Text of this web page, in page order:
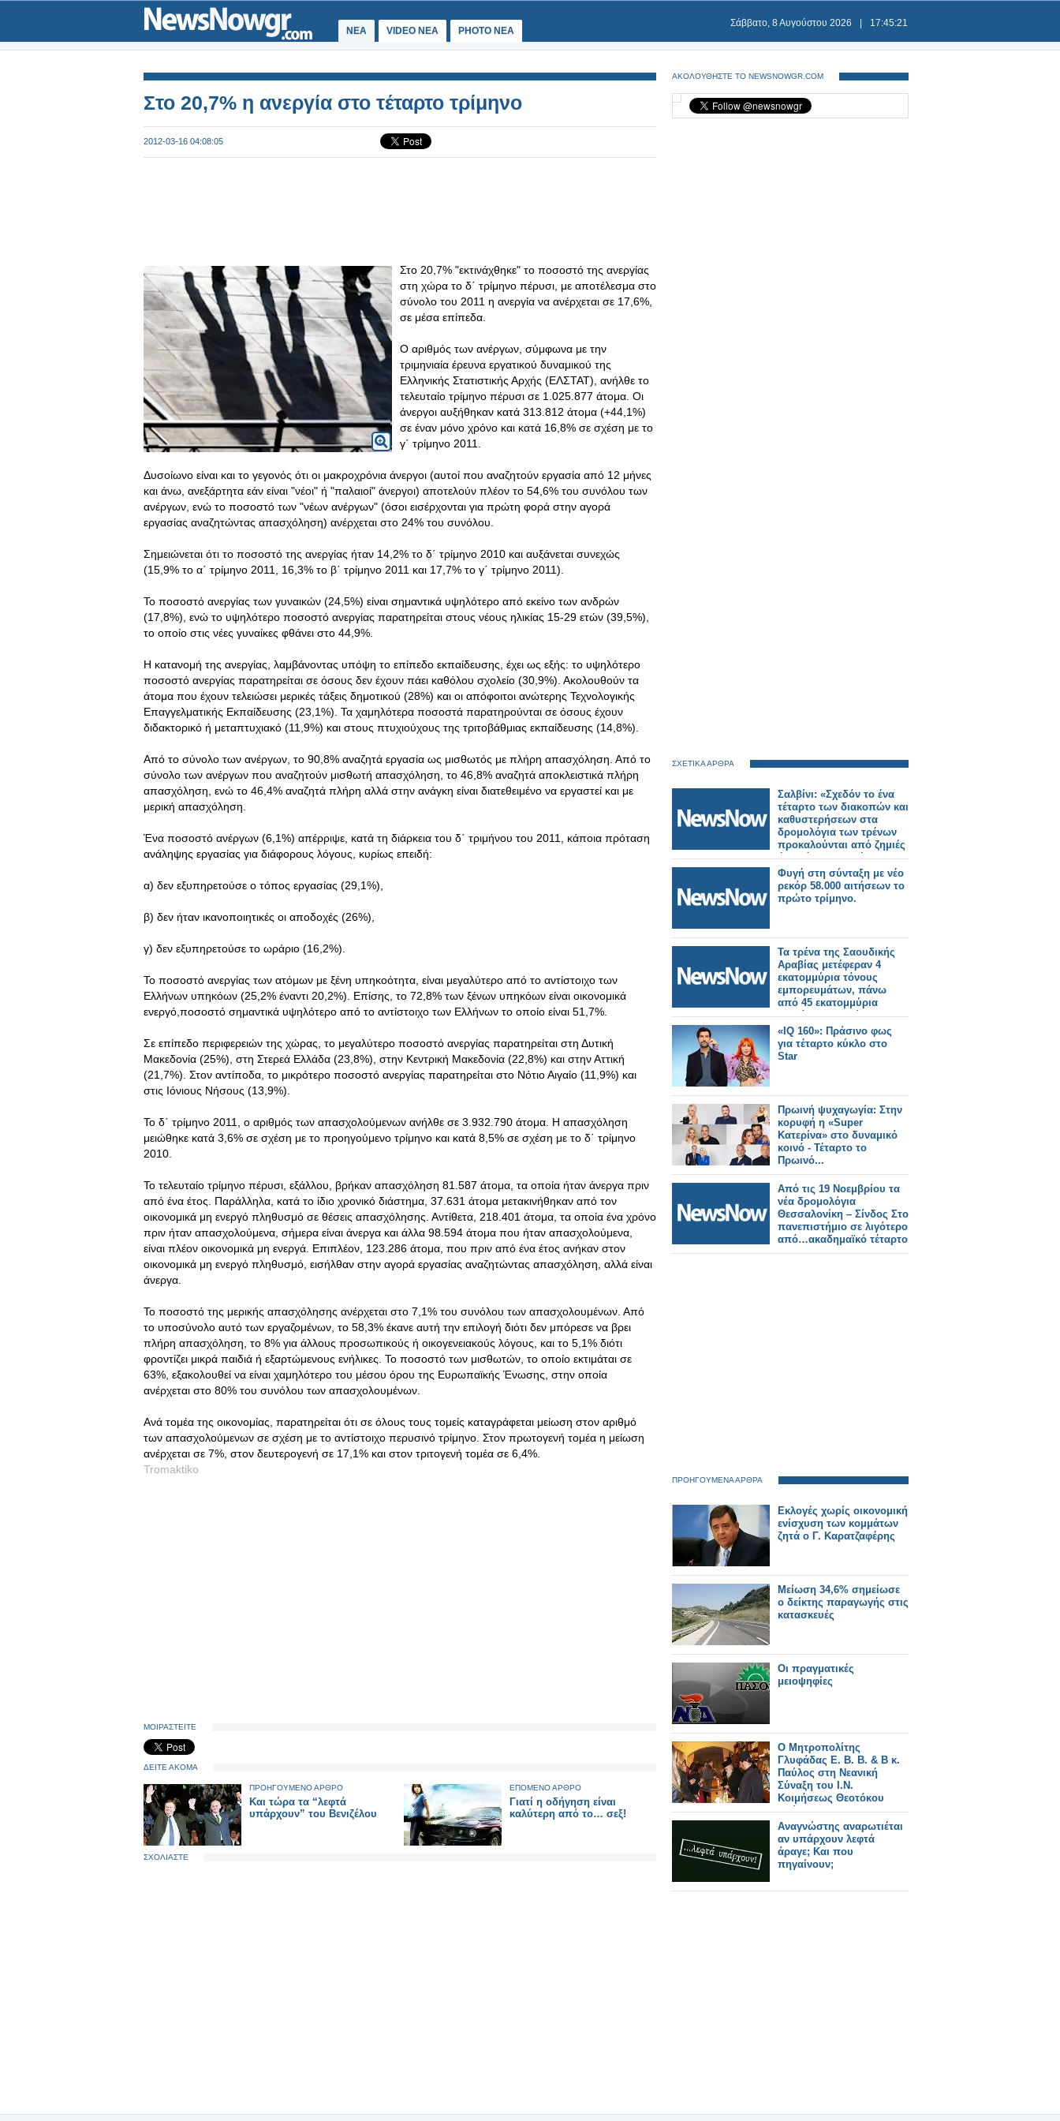
ΝΕΑ VIDEO NEA PHOTO NEA
Σάββατο, 8 Αυγούστου 2026 17:45:21
Στο 20,7% η ανεργία στο τέταρτο τρίμηνο
2012-03-16 04:08:05
Στο 20,7% "εκτινάχθηκε" το ποσοστό της ανεργίας
στη χώρα το δ΄ τρίμηνο πέρυσι, με αποτέλεσμα στο
σύνολο του 2011 η ανεργία να ανέρχεται σε 17,6%,
σε μέσα επίπεδα.
Ο αριθμός των ανέργων, σύμφωνα με την
τριμηνιαία έρευνα εργατικού δυναμικού της
Ελληνικής Στατιστικής Αρχής (ΕΛΣΤΑΤ), ανήλθε το
τελευταίο τρίμηνο πέρυσι σε 1.025.877 άτομα. Οι
άνεργοι αυξήθηκαν κατά 313.812 άτομα (+44,1%)
σε έναν μόνο χρόνο και κατά 16,8% σε σχέση με το
γ΄ τρίμηνο 2011.
Δυσοίωνο είναι και το γεγονός ότι οι μακροχρόνια άνεργοι (αυτοί που αναζητούν εργασία από 12 μήνες
και άνω, ανεξάρτητα εάν είναι "νέοι" ή "παλαιοί" άνεργοι) αποτελούν πλέον το 54,6% του συνόλου των
ανέργων, ενώ το ποσοστό των "νέων ανέργων" (όσοι εισέρχονται για πρώτη φορά στην αγορά
εργασίας αναζητώντας απασχόληση) ανέρχεται στο 24% του συνόλου.
Σημειώνεται ότι το ποσοστό της ανεργίας ήταν 14,2% το δ΄ τρίμηνο 2010 και αυξάνεται συνεχώς
(15,9% το α΄ τρίμηνο 2011, 16,3% το β΄ τρίμηνο 2011 και 17,7% το γ΄ τρίμηνο 2011).
Το ποσοστό ανεργίας των γυναικών (24,5%) είναι σημαντικά υψηλότερο από εκείνο των ανδρών
(17,8%), ενώ το υψηλότερο ποσοστό ανεργίας παρατηρείται στους νέους ηλικίας 15-29 ετών (39,5%),
το οποίο στις νέες γυναίκες φθάνει στο 44,9%.
Η κατανομή της ανεργίας, λαμβάνοντας υπόψη το επίπεδο εκπαίδευσης, έχει ως εξής: το υψηλότερο
ποσοστό ανεργίας παρατηρείται σε όσους δεν έχουν πάει καθόλου σχολείο (30,9%). Ακολουθούν τα
άτομα που έχουν τελειώσει μερικές τάξεις δημοτικού (28%) και οι απόφοιτοι ανώτερης Τεχνολογικής
Επαγγελματικής Εκπαίδευσης (23,1%). Τα χαμηλότερα ποσοστά παρατηρούνται σε όσους έχουν
διδακτορικό ή μεταπτυχιακό (11,9%) και στους πτυχιούχους της τριτοβάθμιας εκπαίδευσης (14,8%).
Από το σύνολο των ανέργων, το 90,8% αναζητά εργασία ως μισθωτός με πλήρη απασχόληση. Από το
σύνολο των ανέργων που αναζητούν μισθωτή απασχόληση, το 46,8% αναζητά αποκλειστικά πλήρη
απασχόληση, ενώ το 46,4% αναζητά πλήρη αλλά στην ανάγκη είναι διατεθειμένο να εργαστεί και με
μερική απασχόληση.
Ένα ποσοστό ανέργων (6,1%) απέρριψε, κατά τη διάρκεια του δ΄ τριμήνου του 2011, κάποια πρόταση
ανάληψης εργασίας για διάφορους λόγους, κυρίως επειδή:
α) δεν εξυπηρετούσε ο τόπος εργασίας (29,1%),
β) δεν ήταν ικανοποιητικές οι αποδοχές (26%),
γ) δεν εξυπηρετούσε το ωράριο (16,2%).
Το ποσοστό ανεργίας των ατόμων με ξένη υπηκοότητα, είναι μεγαλύτερο από το αντίστοιχο των
Ελλήνων υπηκόων (25,2% έναντι 20,2%). Επίσης, το 72,8% των ξένων υπηκόων είναι οικονομικά
ενεργό,ποσοστό σημαντικά υψηλότερο από το αντίστοιχο των Ελλήνων το οποίο είναι 51,7%.
Σε επίπεδο περιφερειών της χώρας, το μεγαλύτερο ποσοστό ανεργίας παρατηρείται στη Δυτική
Μακεδονία (25%), στη Στερεά Ελλάδα (23,8%), στην Κεντρική Μακεδονία (22,8%) και στην Αττική
(21,7%). Στον αντίποδα, το μικρότερο ποσοστό ανεργίας παρατηρείται στο Νότιο Αιγαίο (11,9%) και
στις Ιόνιους Νήσους (13,9%).
Το δ΄ τρίμηνο 2011, ο αριθμός των απασχολούμενων ανήλθε σε 3.932.790 άτομα. Η απασχόληση
μειώθηκε κατά 3,6% σε σχέση με το προηγούμενο τρίμηνο και κατά 8,5% σε σχέση με το δ΄ τρίμηνο
2010.
Το τελευταίο τρίμηνο πέρυσι, εξάλλου, βρήκαν απασχόληση 81.587 άτομα, τα οποία ήταν άνεργα πριν
από ένα έτος. Παράλληλα, κατά το ίδιο χρονικό διάστημα, 37.631 άτομα μετακινήθηκαν από τον
οικονομικά μη ενεργό πληθυσμό σε θέσεις απασχόλησης. Αντίθετα, 218.401 άτομα, τα οποία ένα χρόνο
πριν ήταν απασχολούμενα, σήμερα είναι άνεργα και άλλα 98.594 άτομα που ήταν απασχολούμενα,
είναι πλέον οικονομικά μη ενεργά. Επιπλέον, 123.286 άτομα, που πριν από ένα έτος ανήκαν στον
οικονομικά μη ενεργό πληθυσμό, εισήλθαν στην αγορά εργασίας αναζητώντας απασχόληση, αλλά είναι
άνεργα.
Το ποσοστό της μερικής απασχόλησης ανέρχεται στο 7,1% του συνόλου των απασχολουμένων. Από
το υποσύνολο αυτό των εργαζομένων, το 58,3% έκανε αυτή την επιλογή διότι δεν μπόρεσε να βρει
πλήρη απασχόληση, το 8% για άλλους προσωπικούς ή οικογενειακούς λόγους, και το 5,1% διότι
φροντίζει μικρά παιδιά ή εξαρτώμενους ενήλικες. Το ποσοστό των μισθωτών, το οποίο εκτιμάται σε
63%, εξακολουθεί να είναι χαμηλότερο του μέσου όρου της Ευρωπαϊκής Ένωσης, στην οποία
ανέρχεται στο 80% του συνόλου των απασχολουμένων.
Ανά τομέα της οικονομίας, παρατηρείται ότι σε όλους τους τομείς καταγράφεται μείωση στον αριθμό
των απασχολούμενων σε σχέση με το αντίστοιχο περυσινό τρίμηνο. Στον πρωτογενή τομέα η μείωση
ανέρχεται σε 7%, στον δευτερογενή σε 17,1% και στον τριτογενή τομέα σε 6,4%.
Tromaktiko
ΜΟΙΡΑΣΤΕΙΤΕ
ΔΕΙΤΕ ΑΚΟΜΑ
ΠΡΟΗΓΟΥΜΕΝΟ ΑΡΘΡΟ
Και τώρα τα “λεφτά
υπάρχουν” του Βενιζέλου
ΕΠΟΜΕΝΟ ΑΡΘΡΟ
Γιατί η οδήγηση είναι
καλύτερη από το… σεξ!
ΣΧΟΛΙΑΣΤΕ
ΑΚΟΛΟΥΘΗΣΤΕ ΤΟ NEWSNOWGR.COM
ΣΧΕΤΙΚΑ ΑΡΘΡΑ
Σαλβίνι: «Σχεδόν το ένα
τέταρτο των διακοπών και
καθυστερήσεων στα
δρομολόγια των τρένων
προκαλούνται από ζημιές
ή κακόβουλες ενέργειες».
Φυγή στη σύνταξη με νέο
ρεκόρ 58.000 αιτήσεων το
πρώτο τρίμηνο.
Τα τρένα της Σαουδικής
Αραβίας μετέφεραν 4
εκατομμύρια τόνους
εμπορευμάτων, πάνω
από 45 εκατομμύρια
επιβάτες το πρώτο
τρίμηνο του 2026.
«IQ 160»: Πράσινο φως
για τέταρτο κύκλο στο
Star
Πρωινή ψυχαγωγία: Στην
κορυφή η «Super
Κατερίνα» στο δυναμικό
κοινό - Τέταρτο το
Πρωινό...
Από τις 19 Νοεμβρίου τα
νέα δρομολόγια
Θεσσαλονίκη – Σίνδος Στο
πανεπιστήμιο σε λιγότερο
από…ακαδημαϊκό τέταρτο
ΠΡΟΗΓΟΥΜΕΝΑ ΑΡΘΡΑ
Εκλογές χωρίς οικονομική
ενίσχυση των κομμάτων
ζητά ο Γ. Καρατζαφέρης
Μείωση 34,6% σημείωσε
ο δείκτης παραγωγής στις
κατασκευές
Οι πραγματικές
μειοψηφίες
Ο Μητροπολίτης
Γλυφάδας Ε. Β. Β. & Β κ.
Παύλος στη Νεανική
Σύναξη του Ι.Ν.
Κοιμήσεως Θεοτόκου
Βούλας
Αναγνώστης αναρωτιέται
αν υπάρχουν λεφτά
άραγε; Και που
πηγαίνουν;